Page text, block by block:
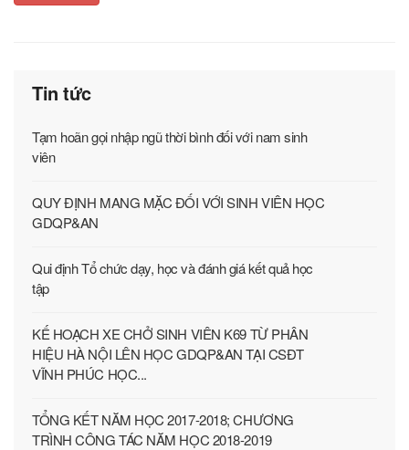
Tin tức
Tạm hoãn gọi nhập ngũ thời bình đối với nam sinh
viên
QUY ĐỊNH MANG MẶC ĐỐI VỚI SINH VIÊN HỌC
GDQP&AN
Qui định Tổ chức dạy, học và đánh giá kết quả học
tập
KẾ HOẠCH XE CHỞ SINH VIÊN K69 TỪ PHÂN
HIỆU HÀ NỘI LÊN HỌC GDQP&AN TẠI CSĐT
VĨNH PHÚC HỌC...
TỔNG KẾT NĂM HỌC 2017-2018; CHƯƠNG
TRÌNH CÔNG TÁC NĂM HỌC 2018-2019